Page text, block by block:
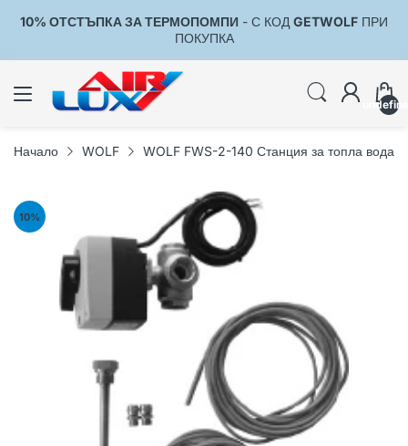
10% ОТСТЪПКА ЗА ТЕРМОПОМПИ - С КОД GETWOLF ПРИ
ПОКУПКА
Начало WOLF WOLF FWS-2-140 Станция за топла вода
10%